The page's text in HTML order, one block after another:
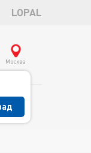
LOPAL
Москва